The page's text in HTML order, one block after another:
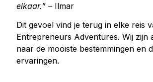
elkaar.” – Ilmar
Dit gevoel vind je terug in elke reis
Entrepreneurs Adventures. Wij zijn
naar de mooiste bestemmingen en
ervaringen.